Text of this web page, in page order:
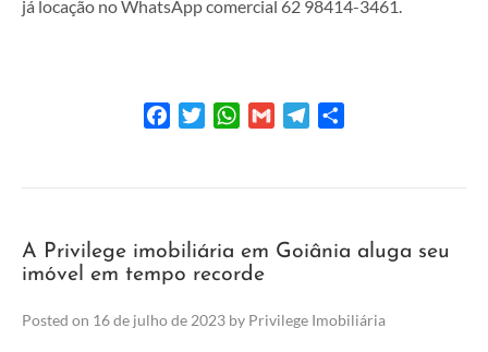
já locação no WhatsApp comercial 62 98414-3461.
FacebookTwitterWhatsApp
Gmail Telegram
A Privilege imobiliária em Goiânia aluga seu
imóvel em tempo recorde
Posted on 16 de julho de 2023 by Privilege Imobiliária